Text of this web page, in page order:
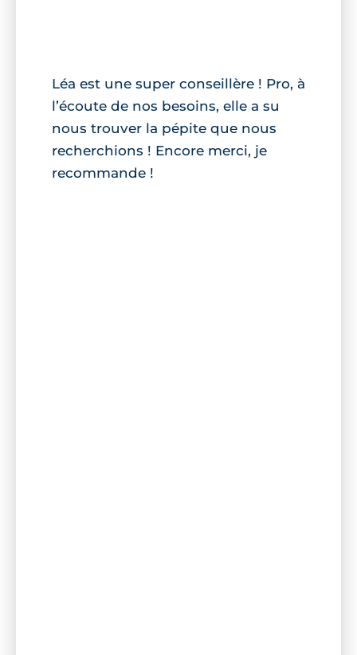
Léa est une super conseillère ! Pro, à
l’écoute de nos besoins, elle a su
nous trouver la pépite que nous
recherchions ! Encore merci, je
recommande !